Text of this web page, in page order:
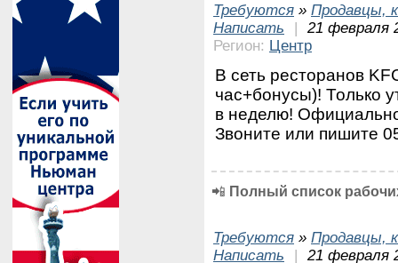
Требуются » Продавцы,
Написать
|
21 февраля
Регион: Центр
В сеть ресторанов
час+бонусы)! Только
в неделю!
Звоните или пишите
📲 Полный список
Требуются » Продавцы,
Написать
|
21 февраля